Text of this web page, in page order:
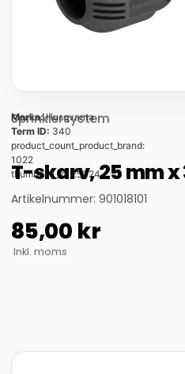
Sprinklersystem
Marka:Husqvarna
Term ID: 340
product_count_product_brand:
1022
thumbnail_id: 25324
T-skarv, 25 mm
Artikelnummer: 901018101
85,00 kr
Inkl. moms